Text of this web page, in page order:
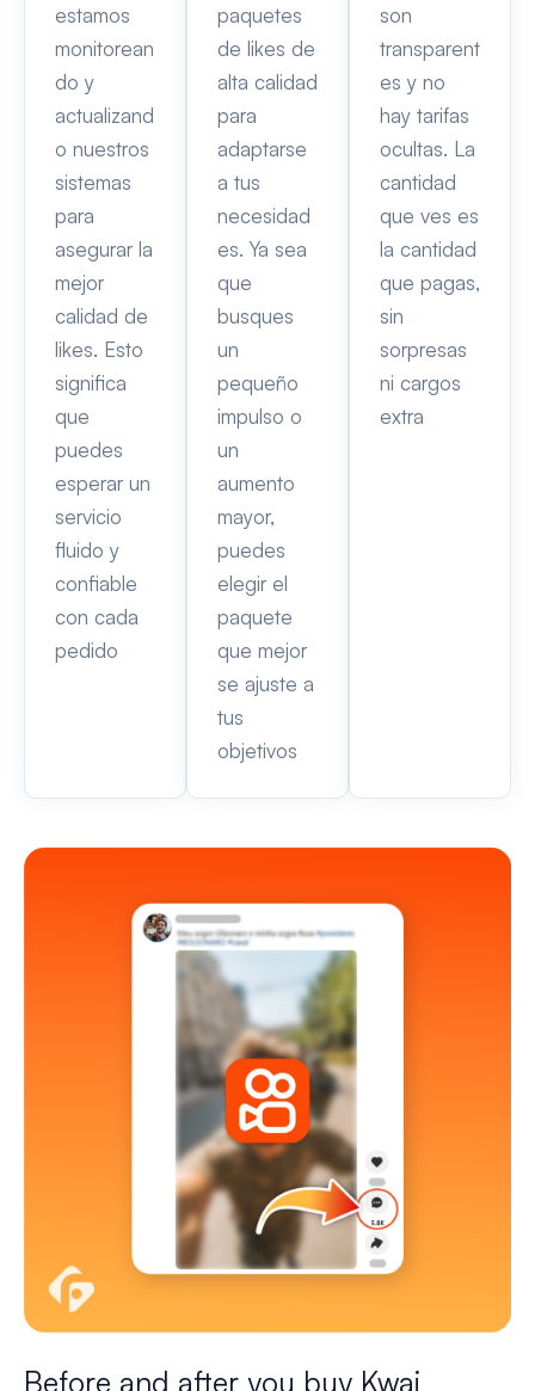
estamos
monitorean
do y
actualizand
o nuestros
sistemas
para
asegurar la
mejor
calidad de
likes. Esto
significa
que
puedes
esperar un
servicio
fluido y
confiable
con cada
pedido
paquetes
de likes de
alta calidad
para
adaptarse
a tus
necesidad
es. Ya sea
que
busques
un
pequeño
impulso o
un
aumento
mayor,
puedes
elegir el
paquete
que mejor
se ajuste a
tus
objetivos
son
transparent
es y no
hay tarifas
ocultas. La
cantidad
que ves es
la cantidad
que pagas,
sin
sorpresas
ni cargos
extra
Before and after you buy Kwai